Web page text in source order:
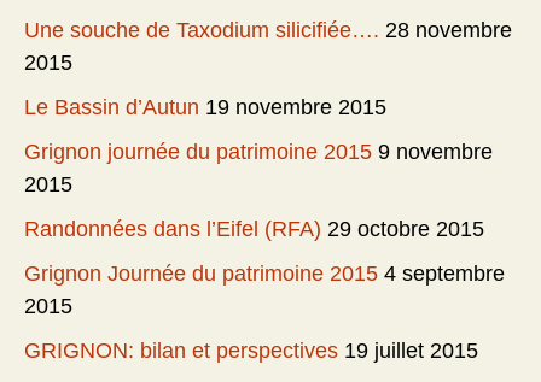
Une souche de Taxodium silicifiée…. 28 novembre
2015
Le Bassin d’Autun 19 novembre 2015
Grignon journée du patrimoine 2015 9 novembre
2015
Randonnées dans l’Eifel (RFA) 29 octobre 2015
Grignon Journée du patrimoine 2015 4 septembre
2015
GRIGNON: bilan et perspectives 19 juillet 2015